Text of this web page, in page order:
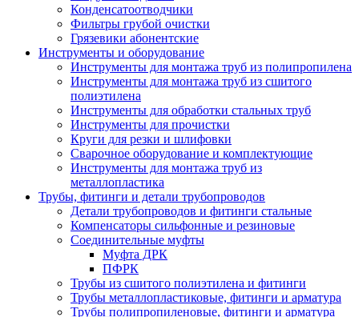
Конденсатоотводчики
Фильтры грубой очистки
Грязевики абонентские
Инструменты и оборудование
Инструменты для монтажа труб из полипропилена
Инструменты для монтажа труб из сшитого
полиэтилена
Инструменты для обработки стальных труб
Инструменты для прочистки
Круги для резки и шлифовки
Сварочное оборудование и комплектующие
Инструменты для монтажа труб из
металлопластика
Трубы, фитинги и детали трубопроводов
Детали трубопроводов и фитинги стальные
Компенсаторы сильфонные и резиновые
Соединительные муфты
Муфта ДРК
ПФРК
Трубы из сшитого полиэтилена и фитинги
Трубы металлопластиковые, фитинги и арматура
Трубы полипропиленовые, фитинги и арматура